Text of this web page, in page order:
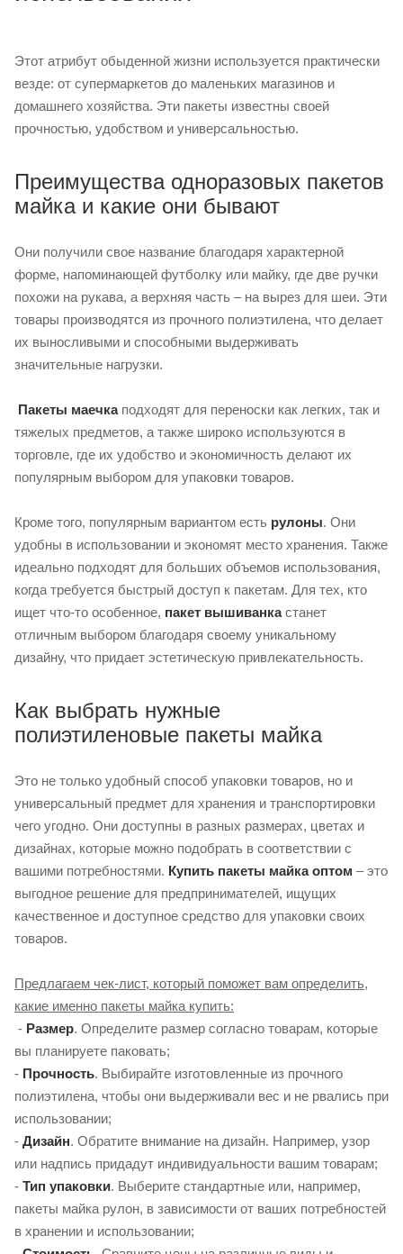
Этот атрибут обыденной жизни используется практически
везде: от супермаркетов до маленьких магазинов и
домашнего хозяйства. Эти пакеты известны своей
прочностью, удобством и универсальностью.
Преимущества одноразовых пакетов
майка и какие они бывают
Они получили свое название благодаря характерной
форме, напоминающей футболку или майку, где две ручки
похожи на рукава, а верхняя часть – на вырез для шеи. Эти
товары производятся из прочного полиэтилена, что делает
их выносливыми и способными выдерживать
значительные нагрузки.
Пакеты маечкаподходят для переноски как легких, так и
тяжелых предметов, а также широко используются в
торговле, где их удобство и экономичность делают их
популярным выбором для упаковки товаров.
Кроме того, популярным вариантом есть рулоны. Они
удобны в использовании и экономят место хранения. Также
идеально подходят для больших объемов использования,
когда требуется быстрый доступ к пакетам. Для тех, кто
ищет что-то особенное, пакет вышиванкастанет
отличным выбором благодаря своему уникальному
дизайну, что придает эстетическую привлекательность.
Как выбрать нужные
полиэтиленовые пакеты майка
Это не только удобный способ упаковки товаров, но и
универсальный предмет для хранения и транспортировки
чего угодно. Они доступны в разных размерах, цветах и ​​
дизайнах, которые можно подобрать в соответствии с
вашими потребностями. Купить пакеты майка оптом – это
выгодное решение для предпринимателей, ищущих
качественное и доступное средство для упаковки своих
товаров.
Предлагаем чек-лист, который поможет вам определить,
какие именно пакеты майка купить:
- Размер. Определите размер согласно товарам, которые
вы планируете паковать;
- Прочность. Выбирайте изготовленные из прочного
полиэтилена, чтобы они выдерживали вес и не рвались при
использовании;
- Дизайн. Обратите внимание на дизайн. Например, узор
или надпись придадут индивидуальности вашим товарам;
- Тип упаковки. Выберите стандартные или, например,
пакеты майка рулон, в зависимости от ваших потребностей
в хранении и использовании;